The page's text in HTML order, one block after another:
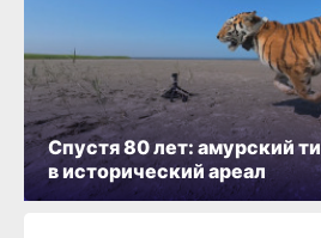
Спустя 80 лет: амурский
в исторический ареал